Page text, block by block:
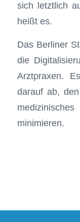
sich letztlich
heißt es.
Das Berliner
die
Arztpraxen.
darauf ab,
minimieren.